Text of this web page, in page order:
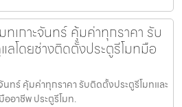
ทเกาะจันทร์ คุ้มค่าทุกราคา รับ
ลโดยช่างติดตั้งประตูรีโมทมือ
จันทร์ คุ้มค่าทุกราคา รับติดตั้งประตูรีโมทและ
อาชีพ ประตูรีโมท.